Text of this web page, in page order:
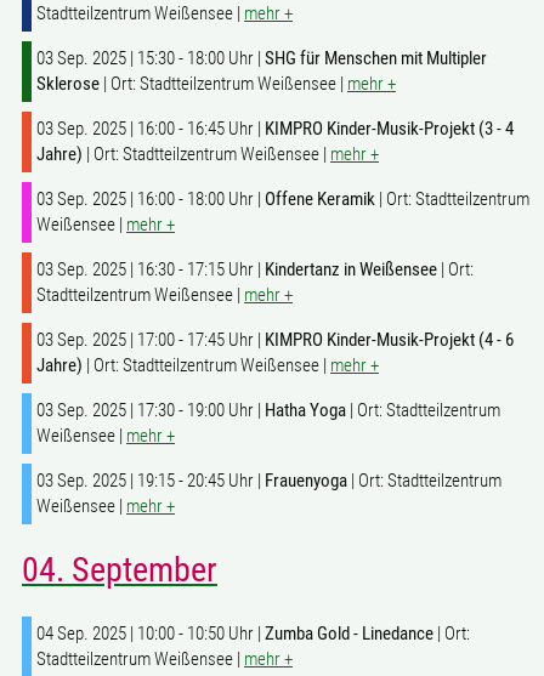
Stadtteilzentrum Weißensee | mehr +
03 Sep. 2025 | 15:30 - 18:00 Uhr | SHG für Menschen mit Multipler
Sklerose | Ort: Stadtteilzentrum Weißensee | mehr +
03 Sep. 2025 | 16:00 - 16:45 Uhr | KIMPRO Kinder-Musik-Projekt (3 - 4
Jahre) | Ort: Stadtteilzentrum Weißensee | mehr +
03 Sep. 2025 | 16:00 - 18:00 Uhr | Offene Keramik | Ort: Stadtteilzentrum
Weißensee | mehr +
03 Sep. 2025 | 16:30 - 17:15 Uhr | Kindertanz in Weißensee | Ort:
Stadtteilzentrum Weißensee | mehr +
03 Sep. 2025 | 17:00 - 17:45 Uhr | KIMPRO Kinder-Musik-Projekt (4 - 6
Jahre) | Ort: Stadtteilzentrum Weißensee | mehr +
03 Sep. 2025 | 17:30 - 19:00 Uhr | Hatha Yoga | Ort: Stadtteilzentrum
Weißensee | mehr +
03 Sep. 2025 | 19:15 - 20:45 Uhr | Frauenyoga | Ort: Stadtteilzentrum
Weißensee | mehr +
04. September
04 Sep. 2025 | 10:00 - 10:50 Uhr | Zumba Gold - Linedance | Ort:
Stadtteilzentrum Weißensee | mehr +